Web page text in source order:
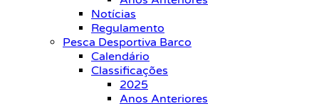
Notícias
Regulamento
Pesca Desportiva Barco
Calendário
Classificações
2025
Anos Anteriores